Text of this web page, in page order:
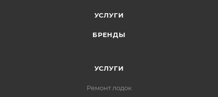
УСЛУГИ
БРЕНДЫ
УСЛУГИ
Ремонт лодок